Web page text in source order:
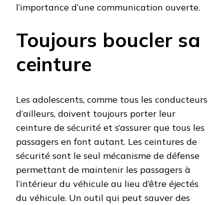
l’importance d’une communication ouverte.
Toujours boucler sa
ceinture
Les adolescents, comme tous les conducteurs
d’ailleurs, doivent toujours porter leur
ceinture de sécurité et s’assurer que tous les
passagers en font autant. Les ceintures de
sécurité sont le seul mécanisme de défense
permettant de maintenir les passagers à
l’intérieur du véhicule au lieu d’être éjectés
du véhicule. Un outil qui peut sauver des